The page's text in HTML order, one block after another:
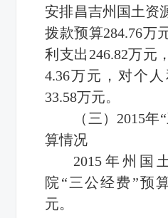
安排昌吉州国土资
拨款预算284.76万
利支出246.82万元
4.36万元，对个
33.58万元。
（三）2015
算情况
2015年州国
院“三公经费”预
元。